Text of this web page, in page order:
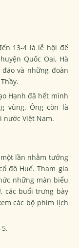
13-4 là lễ hội để
Quốc Oai, Hà
và những đoàn
Hạnh đã hết mình
vùng. Ông còn là
Việt Nam.
lần nhằm tưởng
đô Huế. Tham gia
những màn biểu
các buổi trưng bày
các bộ phim lịch